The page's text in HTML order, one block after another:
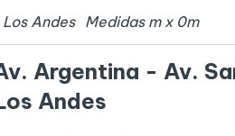
Los Andes Medidas m x 0m
Argentina - Av.
Andes